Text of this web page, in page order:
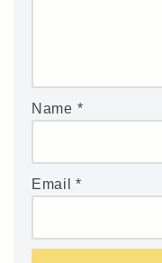
Name *
Email*